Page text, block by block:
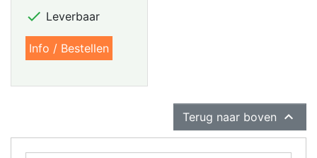
 Leverbaar
Info / Bestellen
Terug naar boven 